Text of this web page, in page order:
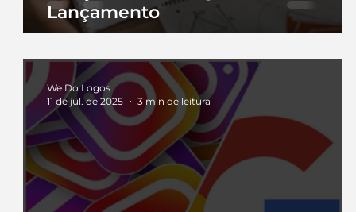
Lançamento
We Do Logos
11 de jul. de 2025
3 min de leitura